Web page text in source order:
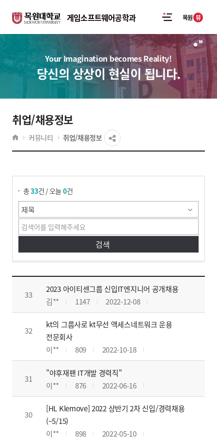
게임소프트웨어공학과 목원 뷰
Your Imagination becomes Reality!
당신의 상상이 현실이 됩니다.
취업/채용정보
커뮤니티 취업/채용정보
총33 건 / 오늘0건
취업/채용정보
33
2023 아이티센그룹 신입IT엔지니어 공개채용
김**
1147 2022-12-08
32
kt의 그룹사로 kt무선 액세스네트워크 운용
전문회사
이**
809 2022-10-18
31
"야후재팬 IT개발 경력직"
이**
876 2022-06-16
30
[HL Klemove] 2022 상반기 2차 신입/경력채용
(~5/15)
이**
898 2022-05-10